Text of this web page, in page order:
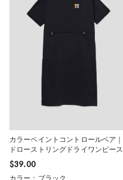
カラーペイントコントロールベア｜
ドローストリングドライワンピース
$‌39.00
カラー：ブラック